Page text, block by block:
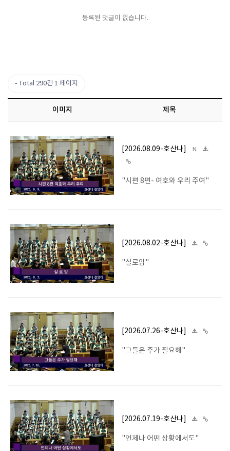
등록된 댓글이 없습니다.
Total 290건 1 페이지
이미지 제목
[2026.08.09-호산나] N
"시편 8편- 여호와 우리 주여"
[2026.08.02-호산나]
"실로암"
[2026.07.26-호산나]
"그들은 주가 필요해"
[2026.07.19-호산나]
"언제나 어떤 상황에서도"